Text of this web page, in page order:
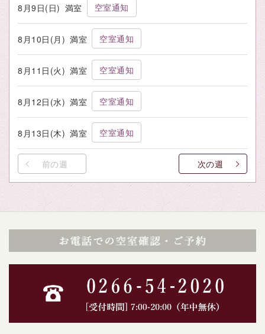
8月9日(日) 満室 空室通知
8月10日(月) 満室 空室通知
8月11日(火) 満室 空室通知
8月12日(水) 満室 空室通知
8月13日(木) 満室 空室通知
前の週 次の週